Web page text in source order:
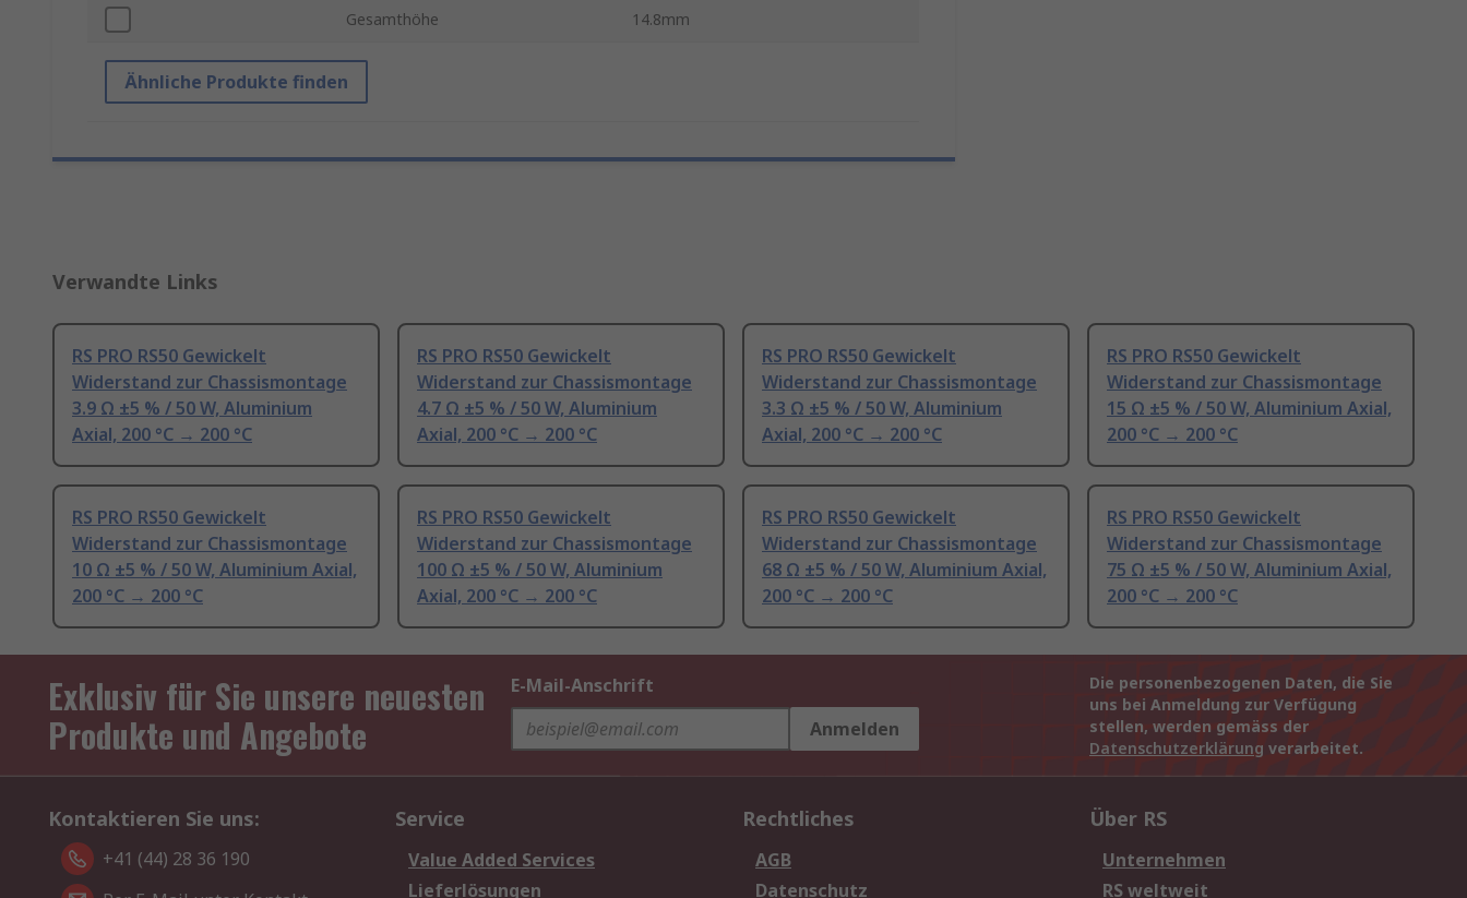
Gesamthöhe 14.8mm
Ähnliche Produkte finden
Verwandte Links
RS PRO RS50 Gewickelt
Widerstand zur Chassismontage
3.9 Ω ±5 % / 50 W, Aluminium
Axial, 200 °C → 200 °C
RS PRO RS50 Gewickelt
Widerstand zur Chassismontage
4.7 Ω ±5 % / 50 W, Aluminium
Axial, 200 °C → 200 °C
RS PRO RS50 Gewickelt
Widerstand zur Chassismontage
3.3 Ω ±5 % / 50 W, Aluminium
Axial, 200 °C → 200 °C
RS PRO RS50 Gewickelt
Widerstand zur Chassismontage
15 Ω ±5 % / 50 W, Aluminium Axial,
200 °C → 200 °C
RS PRO RS50 Gewickelt
Widerstand zur Chassismontage
10 Ω ±5 % / 50 W, Aluminium Axial,
200 °C → 200 °C
RS PRO RS50 Gewickelt
Widerstand zur Chassismontage
100 Ω ±5 % / 50 W, Aluminium
Axial, 200 °C → 200 °C
RS PRO RS50 Gewickelt
Widerstand zur Chassismontage
68 Ω ±5 % / 50 W, Aluminium Axial,
200 °C → 200 °C
RS PRO RS50 Gewickelt
Widerstand zur Chassismontage
75 Ω ±5 % / 50 W, Aluminium Axial,
200 °C → 200 °C
Exklusiv für Sie unsere neuesten
Produkte und Angebote
E-Mail-Anschrift
Anmelden
Die personenbezogenen Daten, die Sie
uns bei Anmeldung zur Verfügung
stellen, werden gemäss der
Datenschutzerklärung verarbeitet.
Kontaktieren Sie uns:
+41 (44) 28 36 190
Service
Value Added Services
Lieferlösungen
Rechtliches
AGB
Datenschutz
Über RS
Unternehmen
RS weltweit